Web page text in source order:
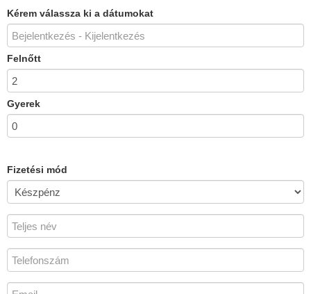
Kérem válassza ki a dátumokat
Felnőtt
Gyerek
Fizetési mód